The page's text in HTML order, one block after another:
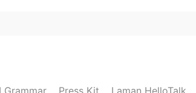
los animales, las playas y la
Grammar Press Kit Laman HelloTalk